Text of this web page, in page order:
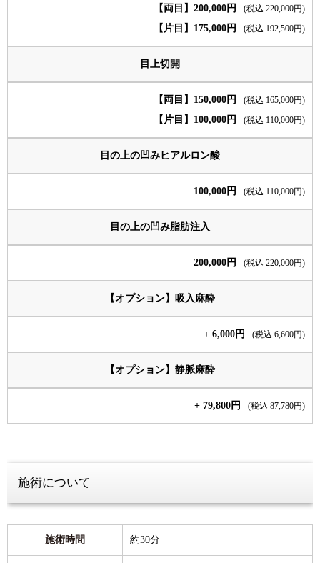
【両目】200,000円 (税込 220,000円)
【片目】175,000円 (税込 192,500円)
目上切開
【両目】150,000円 (税込 165,000円)
【片目】100,000円 (税込 110,000円)
目の上の凹みヒアルロン酸
100,000円 (税込 110,000円)
目の上の凹み脂肪注入
200,000円 (税込 220,000円)
【オプション】吸入麻酔
+ 6,000円 (税込 6,600円)
【オプション】静脈麻酔
+ 79,800円 (税込 87,780円)
施術について
施術時間 約30分